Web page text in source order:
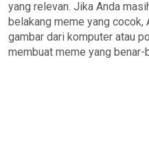
yang relevan. Jika Anda
belakang meme yang cocok,
gambar dari komputer atau
membuat meme yang benar-